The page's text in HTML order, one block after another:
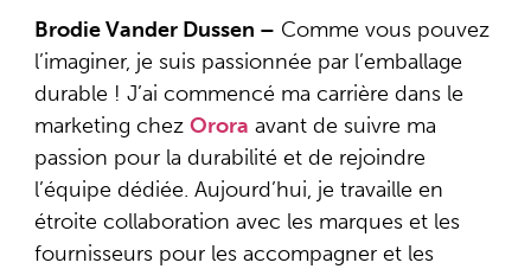
Brodie Vander Dussen – Comme vous pouvez
l’imaginer, je suis passionnée par l’emballage
durable ! J’ai commencé ma carrière dans le
marketing chez Orora avant de suivre ma
passion pour la durabilité et de rejoindre
l’équipe dédiée. Aujourd’hui, je travaille en
étroite collaboration avec les marques et les
fournisseurs pour les accompagner et les